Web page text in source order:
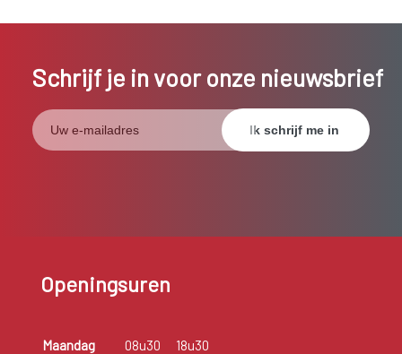
Schrijf je in voor onze nieuwsbrief
Openingsuren
Maandag 08u30
18u30